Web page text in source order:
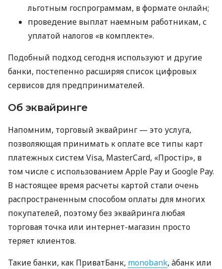
льготным госпрограммам, в формате онлайн;
проведение выплат наемным работникам, с
уплатой налогов «в комплекте».
Подобный подход сегодня используют и другие
банки, постепенно расширяя список цифровых
сервисов для предпринимателей.
Об эквайринге
Напомним, торговый эквайринг — это услуга,
позволяющая принимать к оплате все типы карт
платежных систем Visa, MasterCard, «Простір», в
том числе с использованием Apple Pay и Google Pay.
В настоящее время расчеты картой стали очень
распространенным способом оплаты для многих
покупателей, поэтому без эквайринга любая
торговая точка или интернет-магазин просто
теряет клиентов.
Такие банки, как ПриватБанк, monobank, àбанк или